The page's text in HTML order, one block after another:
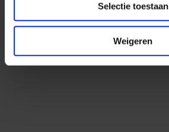
Selectie toestaan
Weigeren